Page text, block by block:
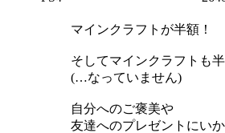
マインクラフトが半額！
そしてマインクラフトも半
(…なっていません)
自分へのご褒美や
友達へのプレゼントにい